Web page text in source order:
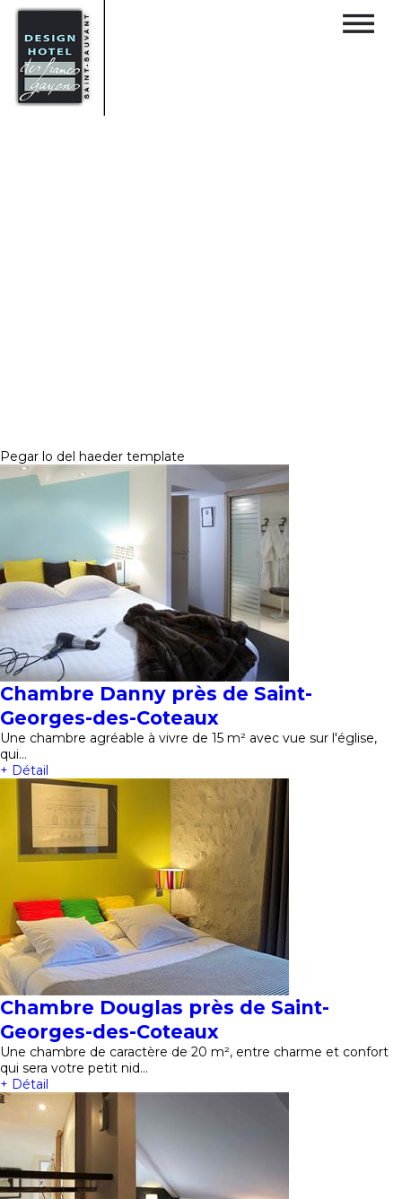
Pegar lo del haeder template
Chambre Danny près de Saint-
Georges-des-Coteaux
Une chambre agréable à vivre de 15 m² avec vue sur l'église,
qui…
+ Détail
Chambre Douglas près de Saint-
Georges-des-Coteaux
Une chambre de caractère de 20 m², entre charme et confort
qui sera votre petit nid…
+ Détail